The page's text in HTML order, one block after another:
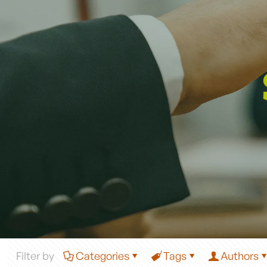
Filter by Categories Tags Authors